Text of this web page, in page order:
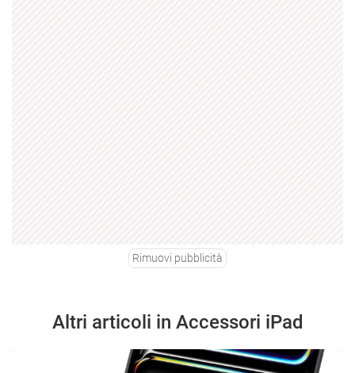
Rimuovi pubblicità
Altri articoli in Accessori iPad